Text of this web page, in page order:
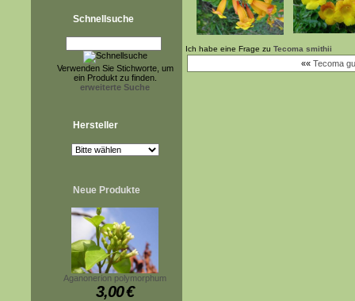
Schnellsuche
Verwenden Sie Stichworte, um
ein Produkt zu finden.
erweiterte Suche
Hersteller
Neue Produkte
Aganonerion polymorphum
3,00€
Ich habe eine Frage zu Tecoma smithii
«« Tecoma